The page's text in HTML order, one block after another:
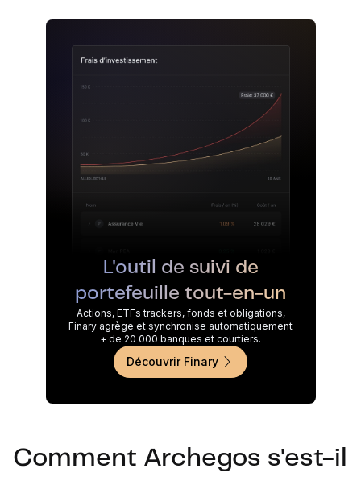
L'outil de suivi de
portefeuille tout-en-un
Actions, ETFs trackers, fonds et obligations,
Finary agrège et synchronise automatiquement
+ de 20 000 banques et courtiers.
Découvrir Finary
Comment Archegos s'est-il